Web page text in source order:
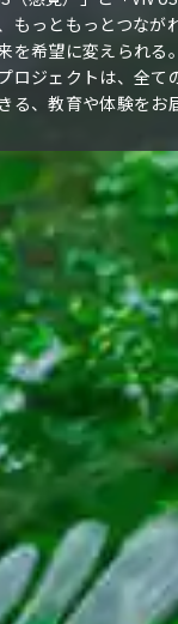
もっともっとつなが
を希望に変えられる。
ロジェクトは、全て
る、教育や体験をお